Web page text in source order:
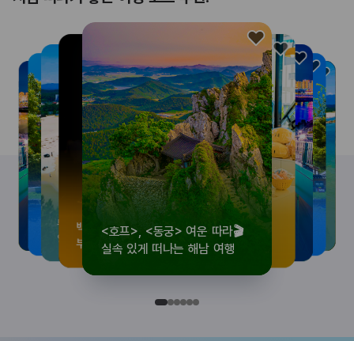
<호프>, <동궁> 여운 따라🎬
실속 있게 떠나는 해남 여행
로컬 감성 수집!
전국 로컬 기념품숍 3곳⭐
우리말이 더 재미있어지는
세종 한글 여행
숲길부터 천년 고찰까지!
마음에 쉼을 더하는 부안
뚜벅이 여행자 주목🚶
양양 1박 2일 코스
백제의 숨결을 따라,
부여에서 만나는 여름
<호프>, <동궁> 여운 따라🎬
실속 있게 떠나는 해남 여행
로컬 감성 수집!
전국 로컬 기념품숍 3곳⭐
우리말이 더 재미있어지는
세종 한글 여행
숲길부터 천년 고찰까지!
마음에 쉼을 더하는 부안
뚜벅이 여행자 주목🚶
양양 1박 2일 코스
백제의 숨결을 따라,
부여에서 만나는 여름
<호프>, <동궁> 여운 따라🎬
실속 있게 떠나는 해남 여행
로컬 감성 수집!
전국 로컬 기념품숍 3곳⭐
우리말이 더 재미있어지는
세종 한글 여행
숲길부터 천년 고찰까지!
마음에 쉼을 더하는 부안
뚜벅이 여행자 주목🚶
양양 1박 2일 코스
백제의 숨결을 따라,
부여에서 만나는 여름